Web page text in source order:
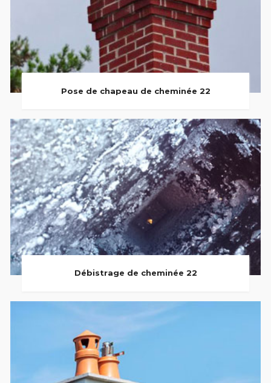
Pose de chapeau de cheminée 22
Débistrage de cheminée 22